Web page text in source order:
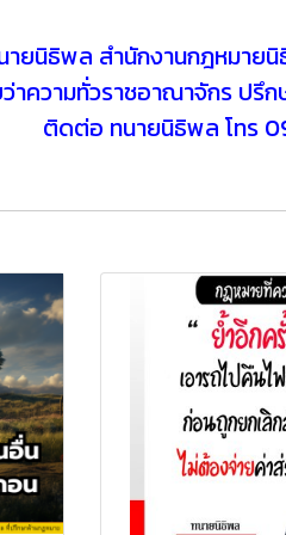
ายนิธิพล สำนักงานกฎหมาย
าความทั่วราชอาณาจักร ปรึ
ติดต่อ ทนายนิธิพล โทร